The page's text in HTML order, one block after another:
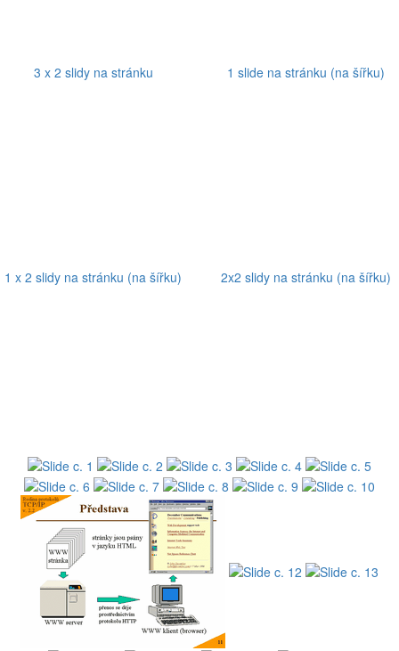
3 x 2 slidy na stránku 1 slide na stránku (na šířku)
1 x 2 slidy na stránku (na šířku) 2x2 slidy na stránku (na šířku)